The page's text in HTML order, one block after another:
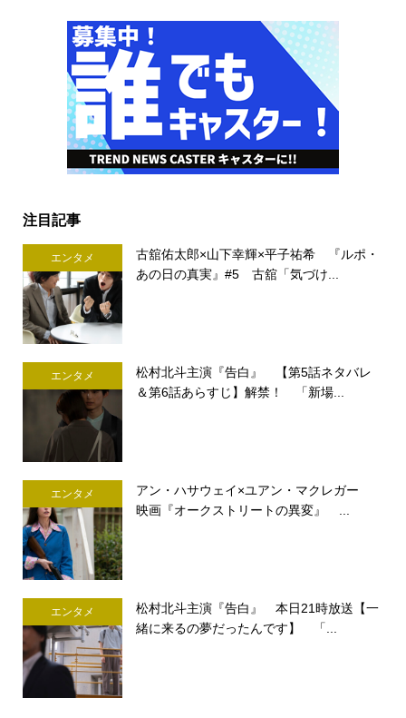
注目記事
エンタメ
古舘佑太郎×山下幸輝×平子祐希 『ルポ・
あの日の真実』#5 古舘「気づけ...
エンタメ
松村北斗主演『告白』 【第5話ネタバレ
＆第6話あらすじ】解禁！ 「新場...
エンタメ
アン・ハサウェイ×ユアン・マクレガー
映画『オークストリートの異変』 ...
エンタメ
松村北斗主演『告白』 本日21時放送【一
緒に来るの夢だったんです】 「...